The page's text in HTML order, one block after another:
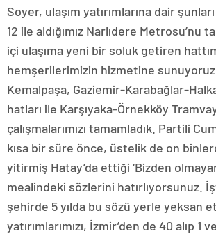
Soyer, ulaşım yatırımlarına dair
12 ile aldığımız Narlıdere Metrosu’nu
içi ulaşıma yeni bir soluk getiren
hemşerilerimizin hizmetine
Kemalpaşa, Gaziemir-Karabağlar-
hatları ile Karşıyaka-Örnekköy
çalışmalarımızı tamamladık. Partili
kısa bir süre önce, üstelik de on
yitirmiş Hatay’da ettiği ‘Bizden
mealindeki sözlerini hatırlıyorsunuz.
şehirde 5 yılda bu sözü yerle yeksan
yatırımlarımızı, İzmir’den de 40 alıp 1